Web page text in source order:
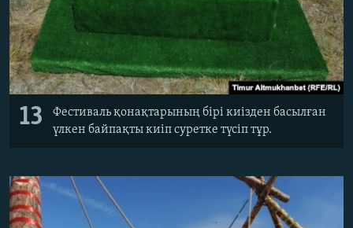
13
Фестиваль қонақтарының бірі киізден басылған
үлкен байпақты киіп суретке түсіп тұр.